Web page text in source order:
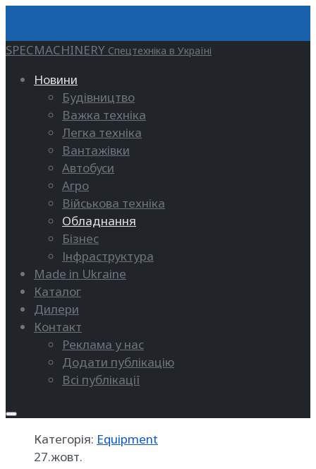
SPECMACHINERY Спецтехніка в Україні
Новини
Будівництво
Важка техніка
Легка техніка
Вантажівки
Автобуси
Агро
Військова техніка
Обладнання
Бізнес
Інфраструктура
Made in Ukraine
Каталог
Дилери
Контакт
Реклама у нас
Додати публікацію
Всі публікації
Категорія: Equipment
27.жовт.